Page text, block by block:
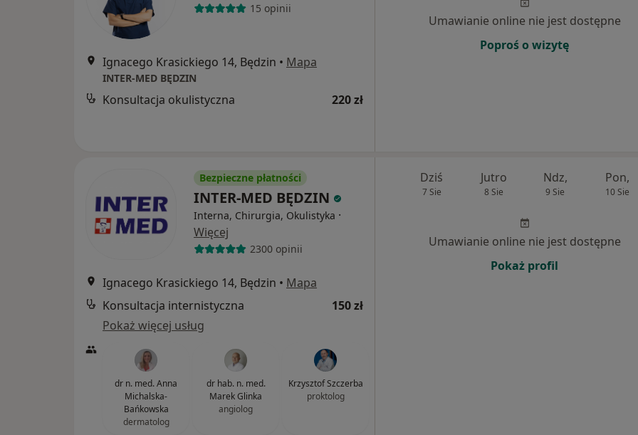
15 opinii
Ignacego Krasickiego 14, Będzin • Mapa
INTER-MED BĘDZIN
Konsultacja okulistyczna 220 zł
Umawianie online nie jest dostępne
Poproś o wizytę
Bezpieczne płatności
INTER-MED BĘDZIN
Interna, Chirurgia, Okulistyka ·
Więcej
2300 opinii
Ignacego Krasickiego 14, Będzin • Mapa
Konsultacja internistyczna
150 zł
Pokaż więcej usług
dr n. med. Anna
Michalska-
Bańkowska
dermatolog
dr hab. n. med.
Marek Glinka
angiolog
Krzysztof Szczerba
proktolog
Dziś
7 Sie
Jutro
8 Sie
Ndz,
9 Sie
Pon,
10 Sie
Umawianie online nie jest dostępne
Pokaż profil